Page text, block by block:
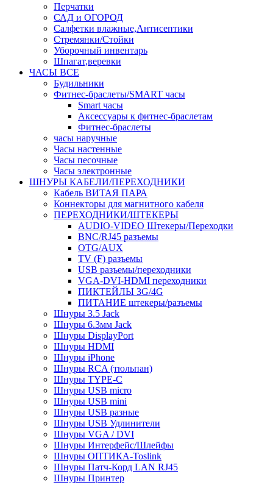
Перчатки
САД и ОГОРОД
Салфетки влажные,Антисептики
Стремянки/Стойки
Уборочный инвентарь
Шпагат,веревки
ЧАСЫ ВСЕ
Будильники
Фитнес-браслеты/SMART часы
Smart часы
Аксессуары к фитнес-браслетам
Фитнес-браслеты
часы наручные
Часы настенные
Часы песочные
Часы электронные
ШНУРЫ КАБЕЛИ/ПЕРЕХОДНИКИ
Кабель ВИТАЯ ПАРА
Коннекторы для магнитного кабеля
ПЕРЕХОДНИКИ/ШТЕКЕРЫ
AUDIO-VIDEO Штекеры/Переходки
BNC/RJ45 разъемы
OTG/AUX
TV (F) разъемы
USB разъемы/переходники
VGA-DVI-HDMI переходники
ПИКТЕЙЛЫ 3G/4G
ПИТАНИЕ штекеры/разъемы
Шнуры 3.5 Jack
Шнуры 6.3мм Jack
Шнуры DisplayPort
Шнуры HDMI
Шнуры iPhone
Шнуры RCA (тюльпан)
Шнуры TYPE-C
Шнуры USB micro
Шнуры USB mini
Шнуры USB разные
Шнуры USB Удлинители
Шнуры VGA / DVI
Шнуры Интерфейс/Шлейфы
Шнуры ОПТИКА-Toslink
Шнуры Патч-Корд LAN RJ45
Шнуры Принтер